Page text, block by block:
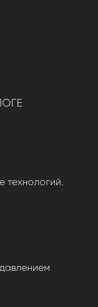
технологий.